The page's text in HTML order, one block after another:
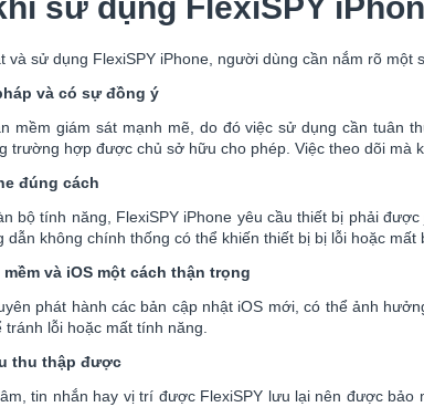
và sử dụng FlexiSPY iPhone, người dùng cần nắm rõ
và có sự đồng ý
mềm giám sát mạnh mẽ, do đó việc sử dụng cần
trường hợp được chủ sở hữu cho phép. Việc theo dõi mà
đúng cách
bộ tính năng, FlexiSPY iPhone yêu cầu thiết bị phải
dẫn không chính thống có thể khiến thiết bị bị lỗi hoặc mất
và iOS một cách thận trọng
phát hành các bản cập nhật iOS mới, có thể ảnh
tránh lỗi hoặc mất tính năng.
thu thập được
tin nhắn hay vị trí được FlexiSPY lưu lại nên được